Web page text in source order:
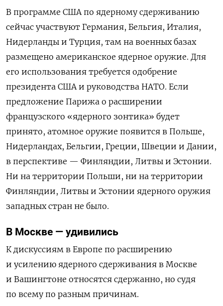
В программе США по ядерному сдерживанию
сейчас участвуют Германия, Бельгия, Италия,
Нидерланды и Турция, там на военных базах
размещено американское ядерное оружие. Для
его использования требуется одобрение
президента США и руководства НАТО. Если
предложение Парижа о расширении
французского «ядерного зонтика» будет
принято, атомное оружие появится в Польше,
Нидерландах, Бельгии, Греции, Швеции и Дании,
в перспективе — Финляндии, Литвы и Эстонии.
Ни на территории Польши, ни на территории
Финляндии, Литвы и Эстонии ядерного оружия
западных стран не было.
В Москве — удивились
К дискуссиям в Европе по расширению
и усилению ядерного сдерживания в Москве
и Вашингтоне относятся сдержанно, но судя
по всему по разным причинам.